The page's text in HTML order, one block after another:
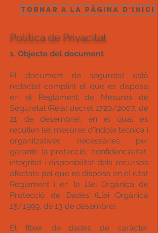
Tornar a la pàgina d'inici
Política de Privacitat
1. Objecte del document
El document de seguretat està
redactat complint el que es disposa
en el Reglament de Mesures de
Seguretat (Reial decret 1720/2007, de
21 de desembre), en el qual es
recullen les mesures d'índole tècnica i
organitzatives necessàries per
garantir la protecció, confidencialitat,
integritat i disponibilitat dels recursos
afectats pel que es disposa en el citat
Reglament i en la Llei Orgànica de
Protecció de Dades (Llei Orgànica
15/1999, de 13 de desembre).
El fitxer de dades de caràcter